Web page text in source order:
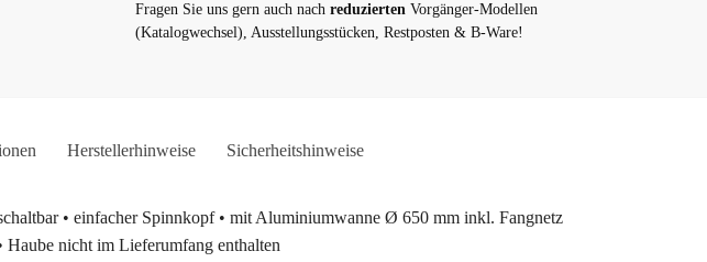
Fragen Sie uns gern auch nachreduzierten Vorgänger-Modellen
(Katalogwechsel), Ausstellungsstücken, Restposten & B-Ware!
Herstellerhinweise Sicherheitshinweise
• einfacher Spinnkopf • mit Aluminiumwanne Ø 650 mm inkl. Fangnetz
Haube nicht im Lieferumfang enthalten